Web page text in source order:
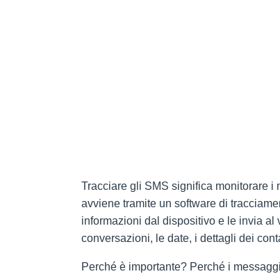
Tracciare gli SMS significa monitorare
avviene tramite un software di
informazioni dal dispositivo e le invia
conversazioni, le date, i dettagli dei
Perché è importante? Perché i